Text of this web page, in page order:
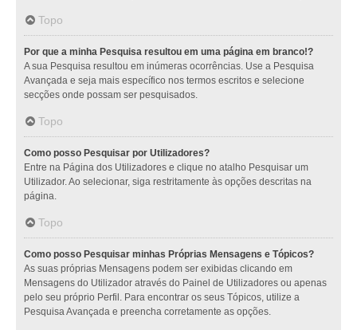
Topo
Por que a minha Pesquisa resultou em uma página em branco!?
A sua Pesquisa resultou em inúmeras ocorrências. Use a Pesquisa
Avançada e seja mais específico nos termos escritos e selecione
secções onde possam ser pesquisados.
Topo
Como posso Pesquisar por Utilizadores?
Entre na Página dos Utilizadores e clique no atalho Pesquisar um
Utilizador. Ao selecionar, siga restritamente às opções descritas na
página.
Topo
Como posso Pesquisar minhas Próprias Mensagens e Tópicos?
As suas próprias Mensagens podem ser exibidas clicando em
Mensagens do Utilizador através do Painel de Utilizadores ou apenas
pelo seu próprio Perfil. Para encontrar os seus Tópicos, utilize a
Pesquisa Avançada e preencha corretamente as opções.